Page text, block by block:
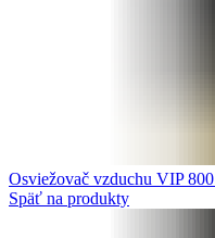
Osviežovač vzduchu VIP 800
Späť na produkty